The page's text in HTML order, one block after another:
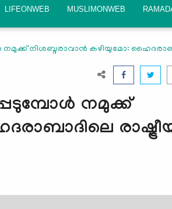
LIFEONWEB MUSLIMONWEB
നിശബ്ദരാവാന്‍ കഴിയുമോ:
നമുക്ക്‌